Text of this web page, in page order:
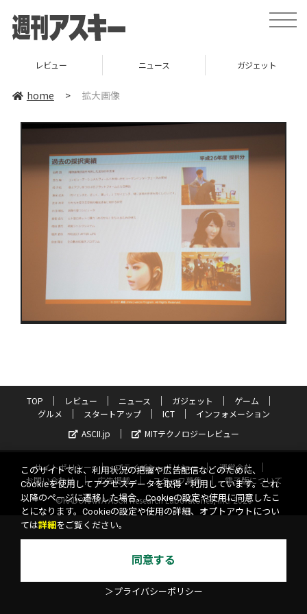
toggle
レビュー ニュース ガジェット
home > 拡大画像
TOP レビュー ニュース ガジェット
ゲーム
グルメ
スタートアップ ICT
インフォメーション
ASCII.jp
MITテクノロジーレビュー
サイトポリシー プライバシーポリシー
運営会社
お問い合わせ
広告掲載 スタッフ募集
電子版について
©KADOKAWA ASCII Research Laboratories, Inc. 2026
このサイトでは、利用状況の把握や広告配信などのために、
Cookieを使用してアクセスデータを取得・利用しています。これ
以降のページに遷移した場合、Cookieの設定や使用に同意したこ
とになります。Cookieの設定や使用の詳細、オプトアウトについ
ては詳細 をご覧ください。
同意する
＞プライバシーポリシー